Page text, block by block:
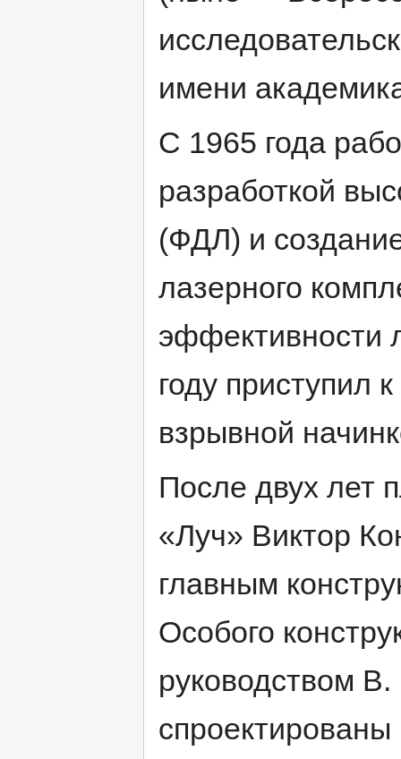
имени
С 1965 года
разработкой
(ФДЛ) и
лазерного
эффективности
году приступил
взрывной
После двух лет
«Луч» Виктор
главным
Особого
руководством